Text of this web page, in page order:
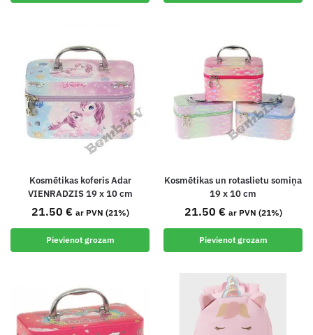
Kosmētikas koferis Adar
VIENRADZIS 19 x 10 cm
21.50 € ar PVN (21%)
Pievienot grozam
Kosmētikas un rotaslietu somiņa
19 x 10 cm
21.50 € ar PVN (21%)
Pievienot grozam